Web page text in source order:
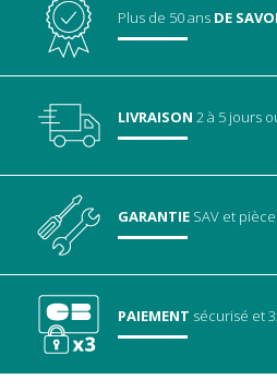
Plus de 50 ans DE
LIVRAISON 2 à 5 jours
GARANTIE SAV et
PAIEMENT sécurisé et